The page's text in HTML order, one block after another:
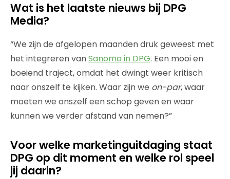
Wat is het laatste nieuws bij DPG
Media?
“We zijn de afgelopen maanden druk geweest met
het integreren vanSanoma in DPG. Een mooi en
boeiend traject, omdat het dwingt weer kritisch
naar onszelf te kijken. Waar zijn we on-par, waar
moeten we onszelf een schop geven en waar
kunnen we verder afstand van nemen?”
Voor welke marketinguitdaging staat
DPG op dit moment en welke rol speel
jij daarin?